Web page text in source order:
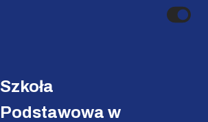
Szkoła
Podstawowa w